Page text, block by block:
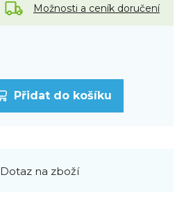
Možnosti a ceník doručení
Přidat do košíku
Dotaz na zboží